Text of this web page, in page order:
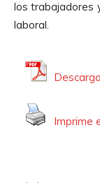
los trabajadores
laboral.
Imprime